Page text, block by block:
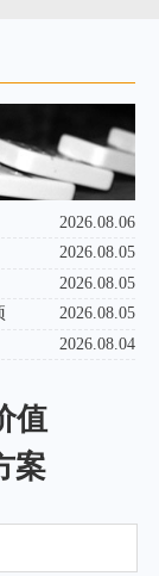
2026.08.06
2026.08.05
2026.08.05
2026.08.05
2026.08.04
值
案